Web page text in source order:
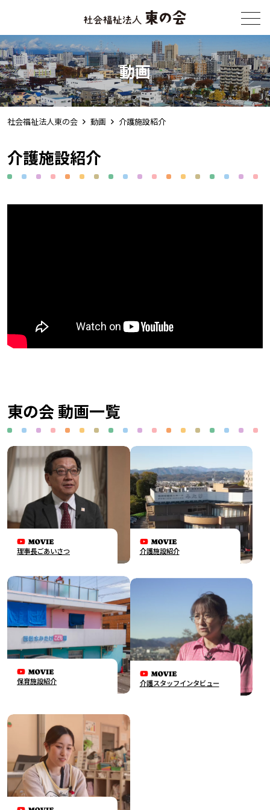
メニュー
動画
社会福祉法人東の会 動画 介護施設紹介
介護施設紹介
東の会 動画一覧
理事長ごあいさつ 介護施設紹介
保育施設紹介 介護スタッフインタビュー